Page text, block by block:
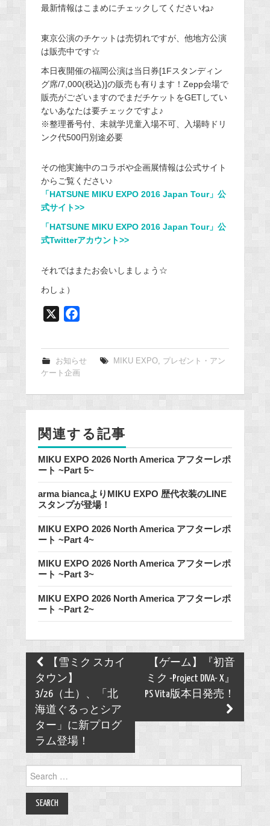
最新情報はこまめにチェックしてくださいね♪
東京公演のチケットは売切れですが、他地方公演
は販売中です☆
本日夜開催の福岡公演は当日券[1Fスタンディン
グ席/7,000(税込)]の販売も有ります！Zepp会場で
販売がございますのでまだチケットをGETしてい
ないあなたは要チェックですよ♪
※整理番号付、未就学児童入場不可、入場時ドリ
ンク代500円別途必要
その他実施中のコラボや企画展情報は公式サイト
からご覧ください♪
「HATSUNE MIKU EXPO 2016 Japan Tour」公
式サイト>>
「HATSUNE MIKU EXPO 2016 Japan Tour」公
式Twitterアカウント>>
それではまたお会いしましょう☆
わしょ）
e
b
o
o
お知らせ MIKU EXPO, プレゼント・アン
ケート企画
関連する記事
MIKU EXPO 2026 North America アフターレポ
ート ~Part 5~
arma biancaよりMIKU EXPO 歴代衣装のLINE
スタンプが登場！
MIKU EXPO 2026 North America アフターレポ
ート ~Part 4~
MIKU EXPO 2026 North America アフターレポ
ート ~Part 3~
MIKU EXPO 2026 North America アフターレポ
ート ~Part 2~
Post
navigation
【雪ミク スカイ
タウン】
3/26（土）、「北
海道ぐるっとシア
ター」に新プログ
ラム登場！
【ゲーム】『初音
ミク -Project DIVA- X』
PS Vita版本日発売！
Search
for: